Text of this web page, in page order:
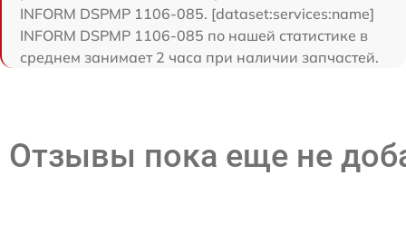
INFORM DSPMP 1106-085. [dataset:services:name]
INFORM DSPMP 1106-085 по нашей статистике в
среднем занимает 2 часа при наличии запчастей.
Отзывы пока еще не